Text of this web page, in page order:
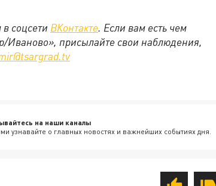
соцсети ВКонтакте. Если вам есть чем
Иваново», присылайте свои наблюдения,
на наши каналы
узнавайте о главных новостях и важнейших событиях дня.